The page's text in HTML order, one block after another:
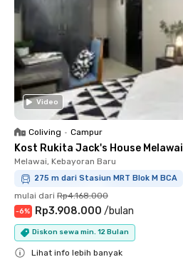
Video
Coliving • Campur
Kost Rukita Jack's House Melawai
Melawai, Kebayoran Baru
275 m dari Stasiun MRT Blok M BCA
mulai dari Rp4.168.000
-6% Rp3.908.000 /bulan
Diskon sewa min. 12 Bulan
Lihat info lebih banyak